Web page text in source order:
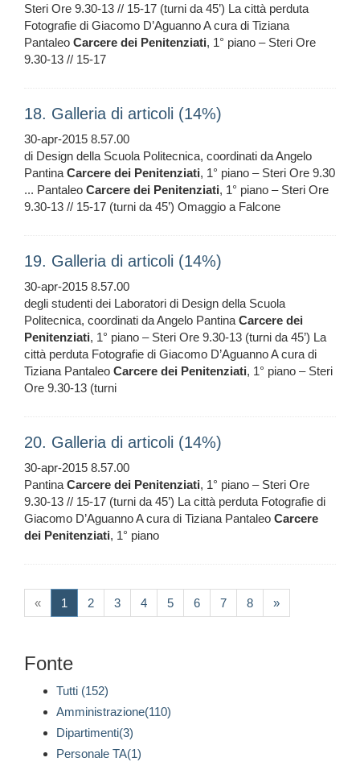
Steri Ore 9.30-13 // 15-17 (turni da 45’) La città perduta
Fotografie di Giacomo D’Aguanno A cura di Tiziana
Pantaleo Carcere dei Penitenziati, 1° piano – Steri Ore
9.30-13 // 15-17
18. Galleria di articoli (14%)
30-apr-2015 8.57.00
di Design della Scuola Politecnica, coordinati da Angelo
PantinaCarcere dei Penitenziati, 1° piano – Steri Ore 9.30
... Pantaleo Carcere dei Penitenziati, 1° piano – Steri Ore
9.30-13 // 15-17 (turni da 45’) Omaggio a Falcone
19. Galleria di articoli (14%)
30-apr-2015 8.57.00
degli studenti dei Laboratori di Design della Scuola
Politecnica, coordinati da Angelo PantinaCarcere dei
Penitenziati, 1° piano – Steri Ore 9.30-13 (turni da 45’) La
città perduta Fotografie di Giacomo D’Aguanno A cura di
Tiziana Pantaleo Carcere dei Penitenziati, 1° piano – Steri
Ore 9.30-13 (turni
20. Galleria di articoli (14%)
30-apr-2015 8.57.00
PantinaCarcere dei Penitenziati, 1° piano – Steri Ore
9.30-13 // 15-17 (turni da 45’) La città perduta Fotografie di
Giacomo D’Aguanno A cura di Tiziana Pantaleo Carcere
dei Penitenziati, 1° piano
« 1 (current)
2 3 4 5 6 7 8 »
Fonte
Tutti (152)
Amministrazione(110)
Dipartimenti(3)
Personale TA(1)